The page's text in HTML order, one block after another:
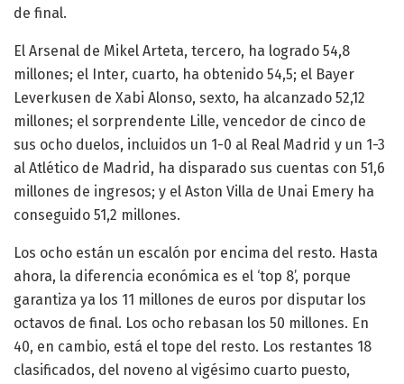
de final.
El Arsenal de Mikel Arteta, tercero, ha logrado 54,8
millones; el Inter, cuarto, ha obtenido 54,5; el Bayer
Leverkusen de Xabi Alonso, sexto, ha alcanzado 52,12
millones; el sorprendente Lille, vencedor de cinco de
sus ocho duelos, incluidos un 1-0 al Real Madrid y un 1-3
al Atlético de Madrid, ha disparado sus cuentas con 51,6
millones de ingresos; y el Aston Villa de Unai Emery ha
conseguido 51,2 millones.
Los ocho están un escalón por encima del resto. Hasta
ahora, la diferencia económica es el ‘top 8’, porque
garantiza ya los 11 millones de euros por disputar los
octavos de final. Los ocho rebasan los 50 millones. En
40, en cambio, está el tope del resto. Los restantes 18
clasificados, del noveno al vigésimo cuarto puesto,